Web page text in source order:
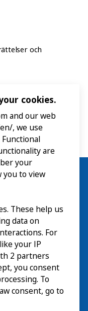
och
cookies.
and our web
, we use
are
your
you to view
These help us
data on
For
your IP
2 partners
you consent
To
consent, go to